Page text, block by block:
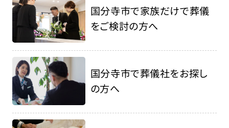
国分寺市で家族だけで葬儀
をご検討の方へ
国分寺市で葬儀社をお探し
の方へ